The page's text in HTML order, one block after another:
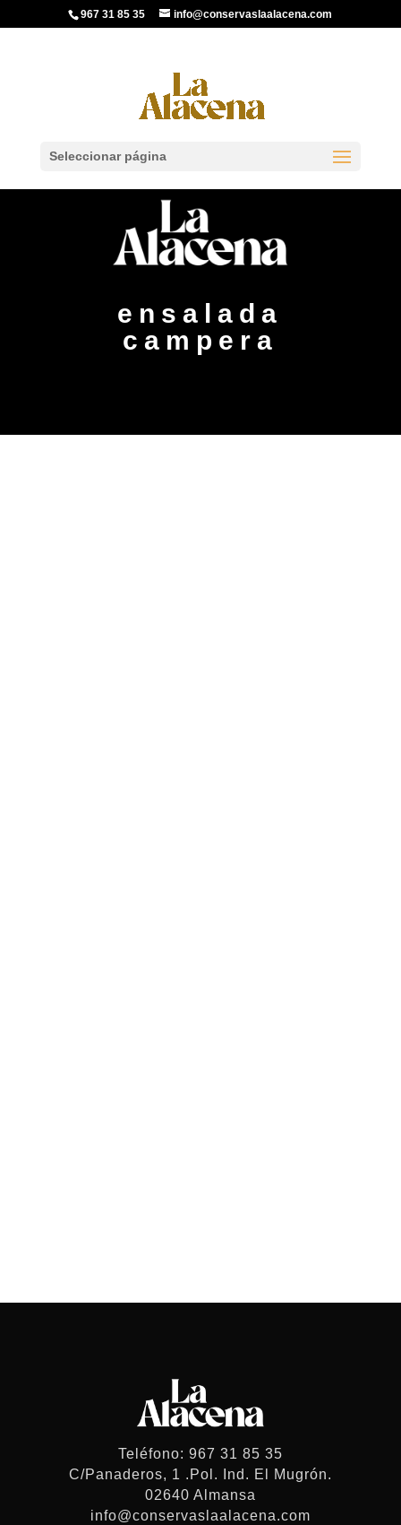
967 31 85 35 info@conservaslaalacena.com
Seleccionar página
ensalada
campera
Teléfono: 967 31 85 35
C/Panaderos, 1 .Pol. Ind. El Mugrón.
02640 Almansa
info@conservaslaalacena.com